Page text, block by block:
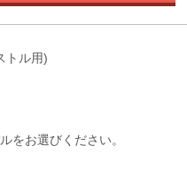
トル用)
をお選びください。